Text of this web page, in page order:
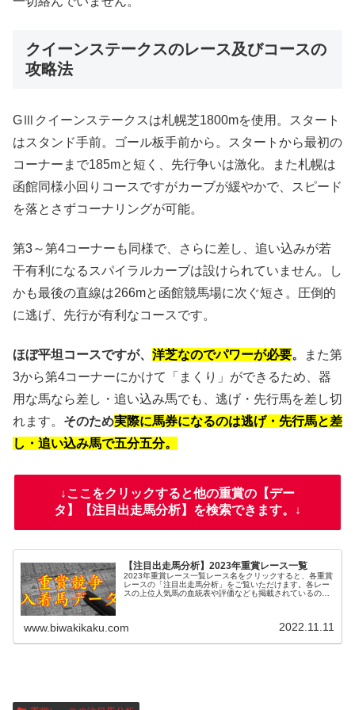
クイーンステークスのレース及びコースの
攻略法
GⅢクイーンステークスは札幌芝1800mを使用。スタート
はスタンド手前。ゴール板手前から。スタートから最初の
コーナーまで185mと短く、先行争いは激化。また札幌は
函館同様小回りコースですがカーブが緩やかで、スピード
を落とさずコーナリングが可能。
第3～第4コーナーも同様で、さらに差し、追い込みが若
干有利になるスパイラルカーブは設けられていません。し
かも最後の直線は266mと函館競馬場に次ぐ短さ。圧倒的
に逃げ、先行が有利なコースです。
ほぼ平坦コースですが、 洋芝なのでパワーが必要。
また第
3から第4コーナーにかけて「まくり」ができるため、器
用な馬なら差し・追い込み馬でも、逃げ・先行馬を差し切
れます。 そのため実際に馬券になるのは逃げ・先行馬と差
し・追い込み馬で五分五分。
↓ここをクリックすると他の重賞の【デー
タ】【注目出走馬分析】を検索できます。↓
【注目出走馬分析】2023年重賞レース一覧
2023年重賞レース一覧レース名をクリックすると、各重賞
レースの「注目出走馬分析」をご覧いただけます。各レー
スの上位人気馬の血統表や評価なども掲載されているの
www.biwakikaku.com 2022.11.11